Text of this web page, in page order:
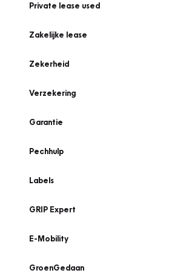
Private lease used
Zakelijke lease
Zekerheid
Verzekering
Garantie
Pechhulp
Labels
GRIP Expert
E-Mobility
GroenGedaan